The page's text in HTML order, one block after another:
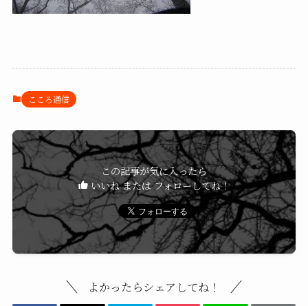
こころ通信
この記事が気に入ったら
いいね または フォローしてね！
よかったらシェアしてね！